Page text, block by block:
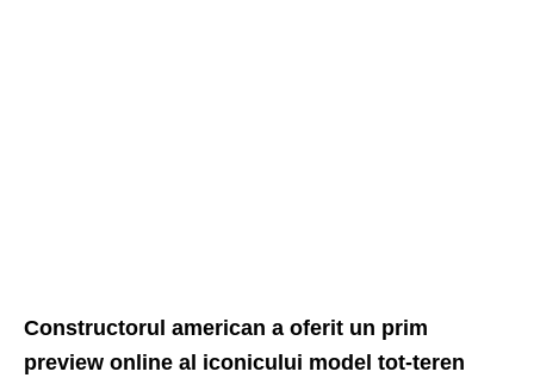
Constructorul american a oferit un prim
preview online al iconicului model tot-teren